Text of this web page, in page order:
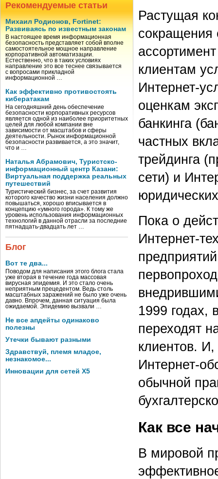
Рекомендуемые статьи
Михаил Родионов, Fortinet:
Развиваясь по известным законам
В настоящее время информационная
безопасность представляет собой вполне
самостоятельное мощное направление
корпоративной автоматизации.
Естественно, что в таких условиях
направление это все теснее связывается
с вопросами прикладной
информационной …
Как эффективно противостоять
кибератакам
На сегодняшний день обеспечение
безопасности корпоративных ресурсов
является одной из наиболее приоритетных
целей для любой компании вне
зависимости от масштабов и сферы
деятельности. Рынок информационной
безопасности развивается, а это значит,
что и …
Наталья Абрамович, Туристско-
информационный центр Казани:
Виртуальная поддержка реальных
путешествий
Туристический бизнес, за счет развития
которого качество жизни населения должно
повышаться, хорошо вписывается в
концепцию «умного города». К тому же
уровень использования информационных
технологий в данной отрасли за последние
пятнадцать-двадцать лет …
Блог
Вот те два...
Поводом для написания этого блога стала
уже вторая в течение года массовая
вирусная эпидемия. И это стало очень
неприятным прецедентом. Ведь столь
масштабных заражений не было уже очень
давно. Впрочем, данная ситуация была
ожидаемой. Эпидемию вызвали …
Не все апдейты одинаково
полезны
Утечки бывают разными
Здравствуй, племя младое,
незнакомое...
Инновации для сетей X5
Растущая
сокращения
клиентам
Интернет-
оценкам
банкинга
частных
трейдинга
сети) и
Пока о
Интернет-
1999 годах,
переходят
клиентов. И,
Интернет-
обычной
Как все
В мировой